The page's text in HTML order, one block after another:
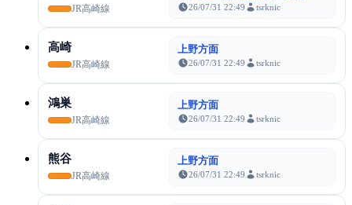
JR高崎線 26/07/31 22:49 tsrknic
高崎
JR高崎線
上野方面
26/07/31 22:49 tsrknic
鴻巣
JR高崎線
上野方面
26/07/31 22:49 tsrknic
熊谷
JR高崎線
上野方面
26/07/31 22:49 tsrknic